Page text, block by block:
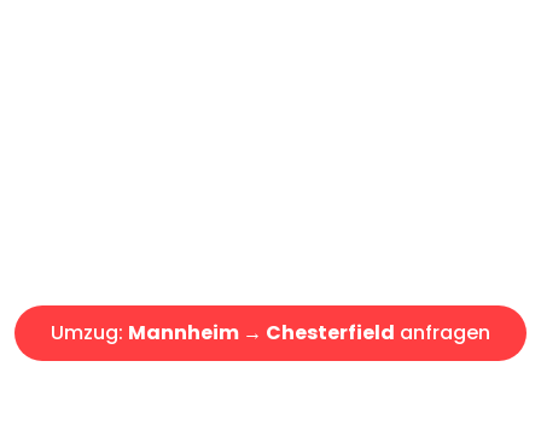
Umzug: Mannheim → Chesterfield anfragen